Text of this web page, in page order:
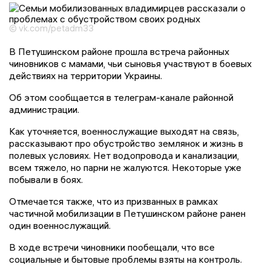
© vk.com/petadm33
В Петушинском районе прошла встреча районных
чиновников с мамами, чьи сыновья участвуют в боевых
действиях на территории Украины.
Об этом сообщается в телеграм-канале районной
администрации.
Как уточняется, военнослужащие выходят на связь,
рассказывают про обустройство землянок и жизнь в
полевых условиях. Нет водопровода и канализации,
всем тяжело, но парни не жалуются. Некоторые уже
побывали в боях.
Отмечается также, что из призванных в рамках
частичной мобилизации в Петушинском районе ранен
один военнослужащий.
В ходе встречи чиновники пообещали, что все
социальные и бытовые проблемы взяты на контроль.